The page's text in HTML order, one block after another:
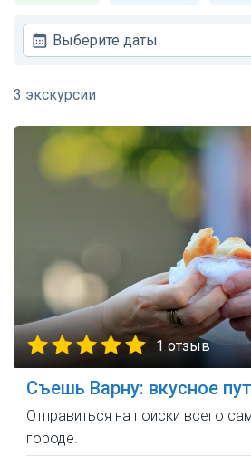
Выберите даты
1 отзыв
Съешь Варну: вкусное
Отправиться на поиски всего
городе.